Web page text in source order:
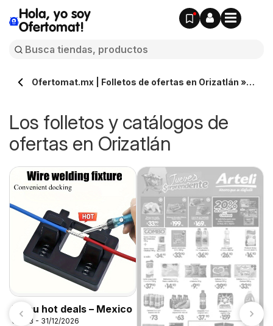
Hola, yo soy
Ofertomat!
Ofertomat.mx | Folletos de ofertas en Orizatlán »
Los folletos y catálogos de
ofertas en Orizatlán
Temu hot deals – Mexico
06/08 - 31/12/2026